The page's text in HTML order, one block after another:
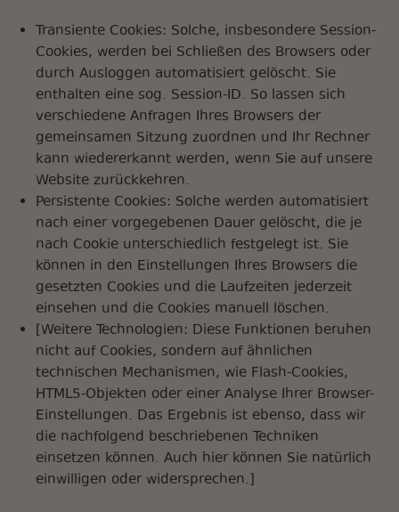
Transiente Cookies: Solche, insbesondere Session-
Cookies, werden bei Schließen des Browsers oder
durch Ausloggen automatisiert gelöscht. Sie
enthalten eine sog. Session-ID. So lassen sich
verschiedene Anfragen Ihres Browsers der
gemeinsamen Sitzung zuordnen und Ihr Rechner
kann wiedererkannt werden, wenn Sie auf unsere
Website zurückkehren.
Persistente Cookies: Solche werden automatisiert
nach einer vorgegebenen Dauer gelöscht, die je
nach Cookie unterschiedlich festgelegt ist. Sie
können in den Einstellungen Ihres Browsers die
gesetzten Cookies und die Laufzeiten jederzeit
einsehen und die Cookies manuell löschen.
[Weitere Technologien: Diese Funktionen beruhen
nicht auf Cookies, sondern auf ähnlichen
technischen Mechanismen, wie Flash-Cookies,
HTML5-Objekten oder einer Analyse Ihrer Browser-
Einstellungen. Das Ergebnis ist ebenso, dass wir
die nachfolgend beschriebenen Techniken
einsetzen können. Auch hier können Sie natürlich
einwilligen oder widersprechen.]